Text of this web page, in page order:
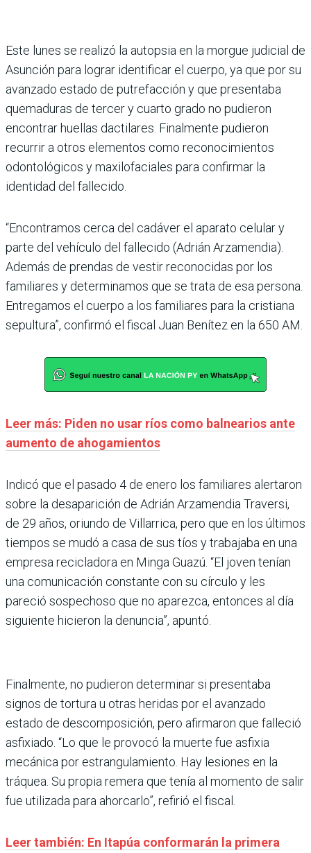
Este lunes se realizó la autopsia en la morgue judicial de
Asunción para lograr identificar el cuerpo, ya que por su
avanzado estado de putrefacción y que presentaba
quemaduras de tercer y cuarto grado no pudieron
encontrar huellas dactilares. Finalmente pudieron
recurrir a otros elementos como reconocimientos
odontológicos y maxilofaciales para confirmar la
identidad del fallecido.
“Encontramos cerca del cadáver el aparato celular y
parte del vehículo del fallecido (Adrián Arzamendia).
Además de prendas de vestir reconocidas por los
familiares y determinamos que se trata de esa persona.
Entregamos el cuerpo a los familiares para la cristiana
sepultura”, confirmó el fiscal Juan Benítez en la 650 AM.
Leer más: Piden no usar ríos como balnearios ante
aumento de ahogamientos
Indicó que el pasado 4 de enero los familiares alertaron
sobre la desaparición de Adrián Arzamendia Traversi,
de 29 años, oriundo de Villarrica, pero que en los últimos
tiempos se mudó a casa de sus tíos y trabajaba en una
empresa recicladora en Minga Guazú. “El joven tenían
una comunicación constante con su círculo y les
pareció sospechoso que no aparezca, entonces al día
siguiente hicieron la denuncia”, apuntó.
Finalmente, no pudieron determinar si presentaba
signos de tortura u otras heridas por el avanzado
estado de descomposición, pero afirmaron que falleció
asfixiado. “Lo que le provocó la muerte fue asfixia
mecánica por estrangulamiento. Hay lesiones en la
tráquea. Su propia remera que tenía al momento de salir
fue utilizada para ahorcarlo”, refirió el fiscal.
Leer también: En Itapúa conformarán la primera